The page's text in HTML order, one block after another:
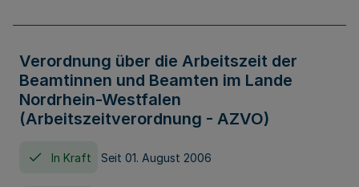
Verordnung über die Arbeitszeit der
Beamtinnen und Beamten im Lande
Nordrhein-Westfalen
(Arbeitszeitverordnung - AZVO)
In Kraft Seit 01. August 2006